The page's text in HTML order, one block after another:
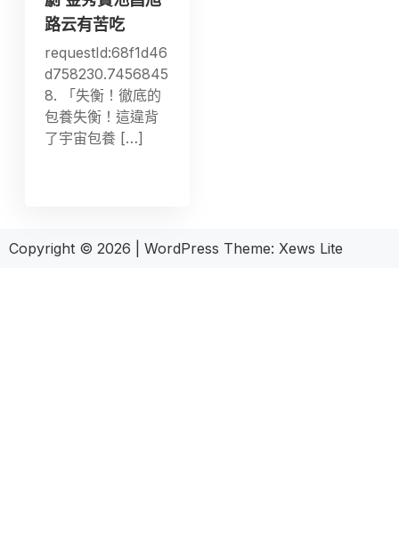
路云有苦吃
requestId:68f1d46
d758230.7456845
8. 「失衡！徹底的
包養失衡！這違背
了宇宙包養 […]
Copyright © 2026 WordPress Theme: Xews Lite